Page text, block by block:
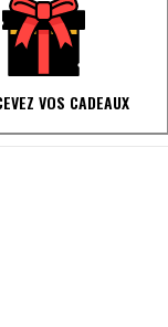
VOS CADEAUX